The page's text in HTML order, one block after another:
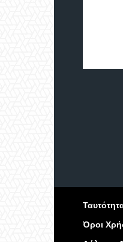
Όροι